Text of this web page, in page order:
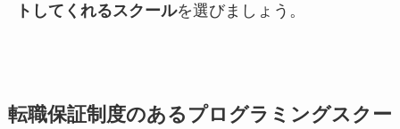
トしてくれるスクールを選びましょう。
転職保証制度のあるプログラミングスクー